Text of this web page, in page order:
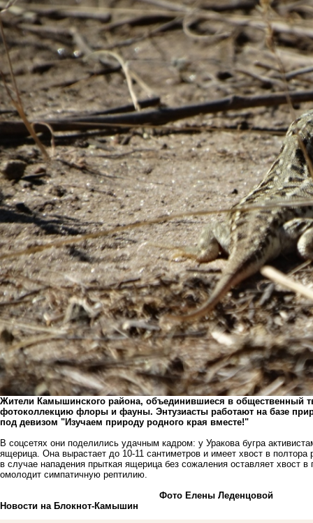
Жители Камышинского района, объединившиеся в общественный
фотоколлекцию флоры и фауны. Энтузиасты работают на базе
под девизом "Изучаем природу родного края вместе!"
В соцсетях они поделились удачным кадром: у Уракова бугра
ящерица. Она вырастает до 10-11 сантиметров и имеет хвост в
в случае нападения прыткая ящерица без сожаления оставляет хвост
омолодит симпатичную рептилию.
Фото Елены Леденцовой
Новости на Блoкнoт-Камышин